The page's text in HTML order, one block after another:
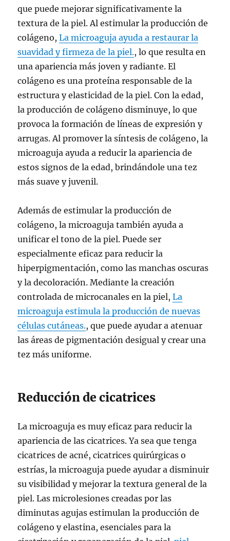
que puede mejorar significativamente la
textura de la piel. Al estimular la producción de
colágeno,La microaguja ayuda a restaurar la
suavidad y firmeza de la piel., lo que resulta en
una apariencia más joven y radiante. El
colágeno es una proteína responsable de la
estructura y elasticidad de la piel. Con la edad,
la producción de colágeno disminuye, lo que
provoca la formación de líneas de expresión y
arrugas. Al promover la síntesis de colágeno, la
microaguja ayuda a reducir la apariencia de
estos signos de la edad, brindándole una tez
más suave y juvenil.
Además de estimular la producción de
colágeno, la microaguja también ayuda a
unificar el tono de la piel. Puede ser
especialmente eficaz para reducir la
hiperpigmentación, como las manchas oscuras
y la decoloración. Mediante la creación
controlada de microcanales en la piel,La
microaguja estimula la producción de nuevas
células cutáneas., que puede ayudar a atenuar
las áreas de pigmentación desigual y crear una
tez más uniforme.
Reducción de cicatrices
La microaguja es muy eficaz para reducir la
apariencia de las cicatrices. Ya sea que tenga
cicatrices de acné, cicatrices quirúrgicas o
estrías, la microaguja puede ayudar a disminuir
su visibilidad y mejorar la textura general de la
piel. Las microlesiones creadas por las
diminutas agujas estimulan la producción de
colágeno y elastina, esenciales para la